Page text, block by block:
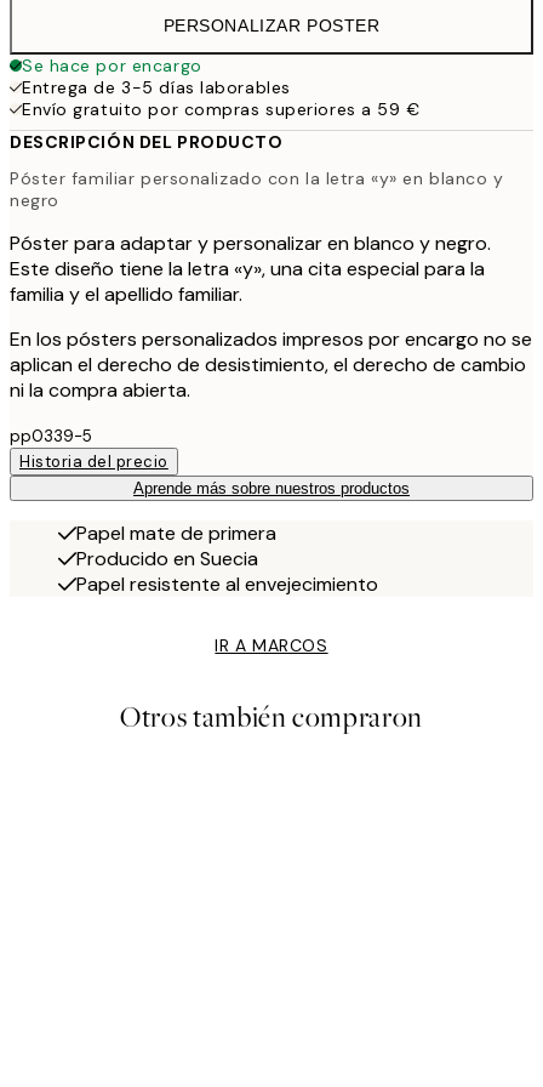
PERSONALIZAR POSTER
Se hace por encargo
Entrega de 3-5 días laborables
Envío gratuito por compras superiores a 59 €
DESCRIPCIÓN DEL PRODUCTO
Póster familiar personalizado con la letra «y» en blanco y
negro
Póster para adaptar y personalizar en blanco y negro.
Este diseño tiene la letra «y», una cita especial para la
familia y el apellido familiar.
En los pósters personalizados impresos por encargo no se
aplican el derecho de desistimiento, el derecho de cambio
ni la compra abierta.
pp0339-5
Historia del precio
Aprende más sobre nuestros productos
Papel mate de primera
Producido en Suecia
Papel resistente al envejecimiento
IR A MARCOS
Otros también compraron